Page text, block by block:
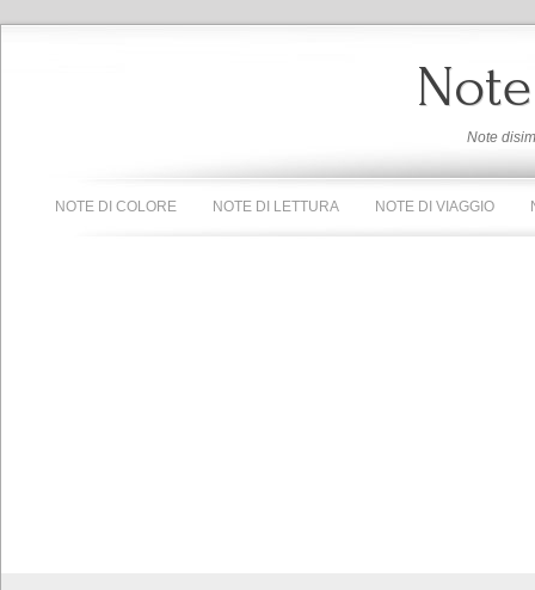
Note
NOTE DI COLORE NOTE DI LETTURA NOTE DI VIAGGIO